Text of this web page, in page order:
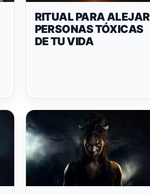
RITUAL PARA ALEJAR
PERSONAS TÓXICAS
DE TU VIDA